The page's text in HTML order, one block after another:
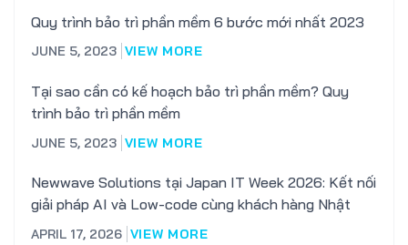
Quy trình bảo trì phần mềm 6 bước mới nhất 2023
JUNE 5, 2023 VIEW MORE
Tại sao cần có kế hoạch bảo trì phần mềm? Quy
trình bảo trì phần mềm
JUNE 5, 2023 VIEW MORE
Newwave Solutions tại Japan IT Week 2026: Kết nối
giải pháp AI và Low-code cùng khách hàng Nhật
APRIL 17, 2026 VIEW MORE